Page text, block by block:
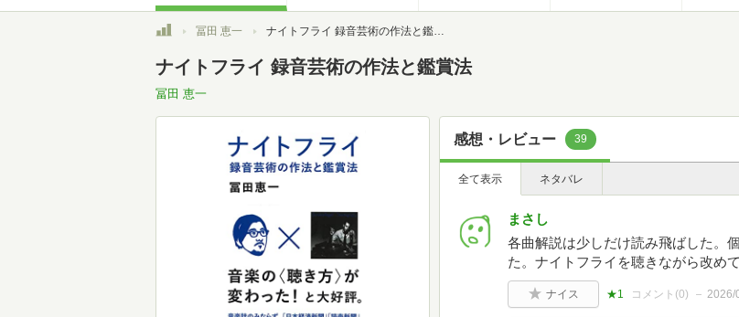
トップ冨田 恵一 ナイトフライ 録音芸術の作法と鑑賞法
ナイトフライ 録音芸術の作法と鑑賞法
冨田 恵一
感想・レビュー 39
全て表示 ネタバレ
まさし
各曲解説は少しだけ読み飛ばした。
た。ナイトフライを聴きながら改め
ナイス ★1 コメント(0) 2026/